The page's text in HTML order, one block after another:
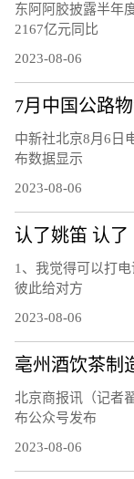
东阿阿胶披露半年
2167亿元同比
2023-08-06
中新社北京8月6日
布数据显示
2023-08-06
认了姚笛 认了
1、我觉得可以打
彼此给对方
2023-08-06
亳州酒饮茶制
北京商报讯（记者
布公众号发布
2023-08-06